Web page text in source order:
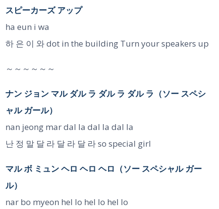
スピーカーズ アップ
ha eun i wa
하 은 이 와 dot in the building Turn your speakers up
～～～～～～
ナン ジョン マル ダル ラ ダル ラ ダル ラ（ソー スペシ
ャル ガール）
nan jeong mar dal la dal la dal la
난 정 말 달 라 달 라 달 라 so special girl
マル ボ ミュン ヘロ ヘロ ヘロ（ソー スペシャル ガー
ル）
nar bo myeon hel lo hel lo hel lo